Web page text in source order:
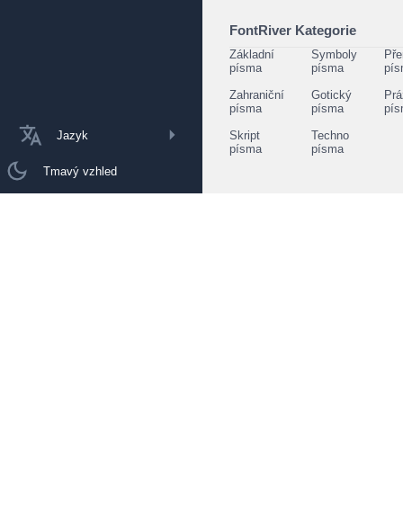
Jazyk
Tmavý vzhled
FontRiver Kategorie
Základní
písma
Symboly
písma
Zahraniční
písma
Gotický
písma
Skript
písma
Techno
písma